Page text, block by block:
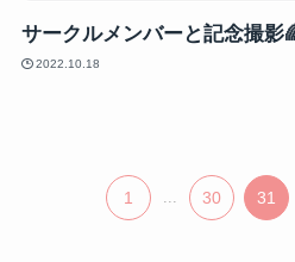
サークルメンバーと記念撮影
2022.10.18
1 ... 30 31